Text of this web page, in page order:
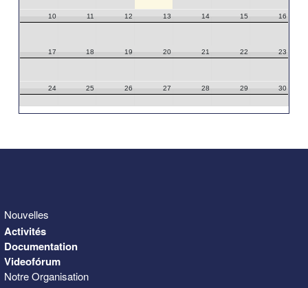
10 11 12 13 14 15 16
17 18 19 20 21 22 23
24 25 26 27 28 29 30
Nouvelles
Activités
Documentation
Videofórum
Notre Organisation